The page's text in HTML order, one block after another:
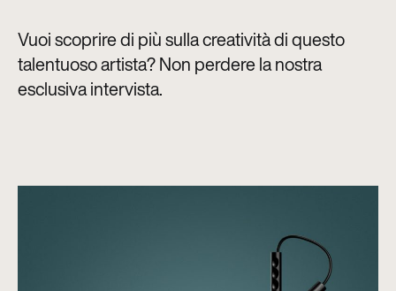
Vuoi scoprire di più sulla creatività di questo
talentuoso artista? Non perdere la nostra
esclusiva intervista.